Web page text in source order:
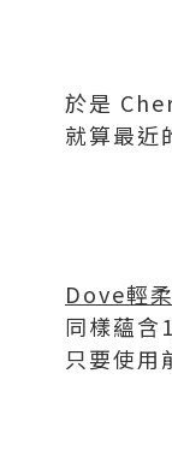
於是
就算最近
Dove輕
同樣蘊含
只要使用